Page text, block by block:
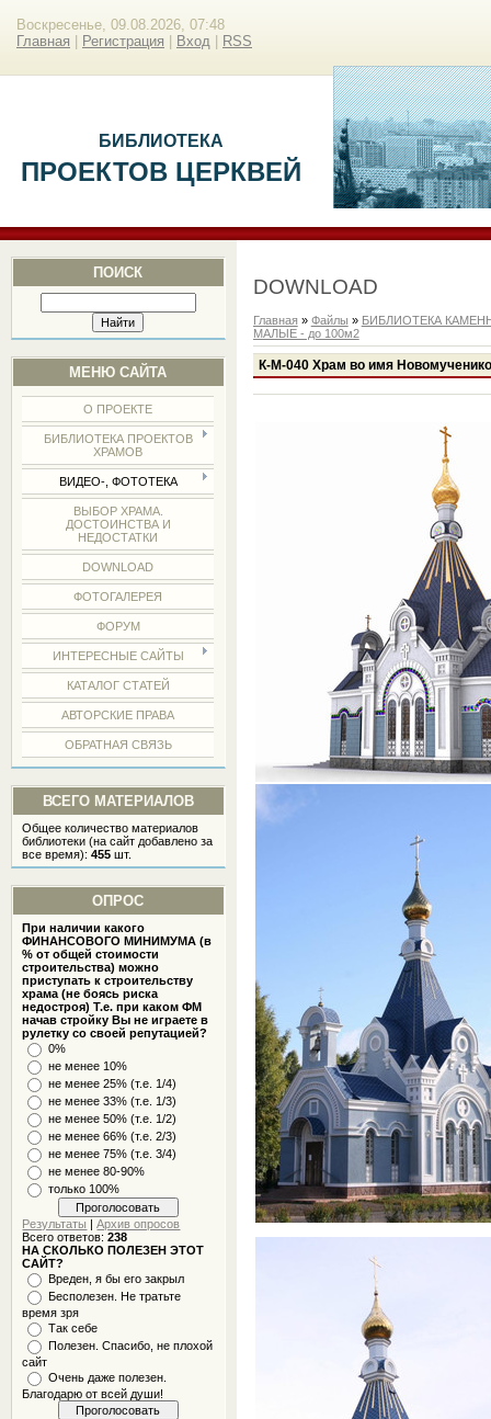
Воскресенье, 09.08.2026, 07:48
Главная
Регистрация Вход RSS
БИБЛИОТЕКА
ПРОЕКТОВ ЦЕРКВЕЙ
ПОИСК
МЕНЮ САЙТА
О ПРОЕКТЕ
БИБЛИОТЕКА ПРОЕКТОВ
ХРАМОВ
ВИДЕО-, ФОТОТЕКА
ВЫБОР ХРАМА.
ДОСТОИНСТВА И
НЕДОСТАТКИ
DOWNLOAD
ФОТОГАЛЕРЕЯ
ФОРУМ
ИНТЕРЕСНЫЕ САЙТЫ
КАТАЛОГ СТАТЕЙ
АВТОРСКИЕ ПРАВА
ОБРАТНАЯ СВЯЗЬ
ВСЕГО МАТЕРИАЛОВ
Общее количество материалов
библиотеки (на сайт добавлено за
все время):455 шт.
ОПРОС
При наличии какого
ФИНАНСОВОГО МИНИМУМА (в
% от общей стоимости
строительства) можно
приступать к строительству
храма (не боясь риска
недостроя) Т.е. при каком ФМ
начав стройку Вы не играете в
рулетку со своей репутацией?
0%
не менее 10%
не менее 25% (т.е. 1/4)
не менее 33% (т.е. 1/3)
не менее 50% (т.е. 1/2)
не менее 66% (т.е. 2/3)
не менее 75% (т.е. 3/4)
не менее 80-90%
только 100%
Результаты |Архив опросов
Всего ответов:238
НА СКОЛЬКО ПОЛЕЗЕН ЭТОТ
САЙТ?
Вреден, я бы его закрыл
Бесполезен. Не тратьте
время зря
Так себе
Полезен. Спасибо, не плохой
сайт
Очень даже полезен.
Благодарю от всей души!
DOWNLOAD
Главная » Файлы » БИБЛИОТЕКА
МАЛЫЕ - до 100м2
К-М-040 Храм во имя